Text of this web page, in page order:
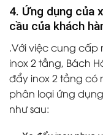
4. Ứng dụng của
cầu của khách
.Với việc cung cấp
inox 2 tầng, Bách
đẩy inox 2 tầng có
phân loại ứng
như sau: